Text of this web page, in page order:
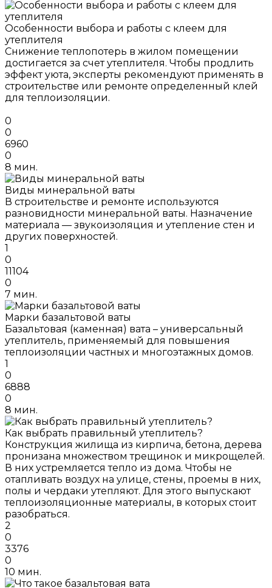
Особенности выбора и работы с клеем для
утеплителя
Снижение теплопотерь в жилом помещении
достигается за счет утеплителя. Чтобы продлить
эффект уюта, эксперты рекомендуют применять в
строительстве или ремонте определенный клей
для теплоизоляции.
0
0
6960
0
8 мин.
Виды минеральной ваты
В строительстве и ремонте используются
разновидности минеральной ваты. Назначение
материала — звукоизоляция и утепление стен и
других поверхностей.
1
0
11104
0
7 мин.
Марки базальтовой ваты
Базальтовая (каменная) вата – универсальный
утеплитель, применяемый для повышения
теплоизоляции частных и многоэтажных домов.
1
0
6888
0
8 мин.
Как выбрать правильный утеплитель?
Конструкция жилища из кирпича, бетона, дерева
пронизана множеством трещинок и микрощелей.
В них устремляется тепло из дома. Чтобы не
отапливать воздух на улице, стены, проемы в них,
полы и чердаки утепляют. Для этого выпускают
теплоизоляционные материалы, в которых стоит
разобраться.
2
0
3376
0
10 мин.